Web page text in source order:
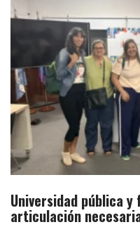
Universidad pública y
articulación